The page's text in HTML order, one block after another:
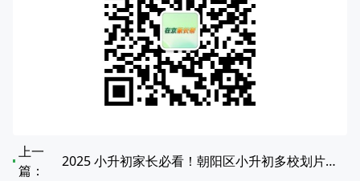
上一
篇：
2025 小升初家长必看！朝阳区小升初多校划片对应中学全览